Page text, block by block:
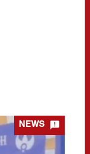
NEWS 
– Myfyrdodau o
Eisteddfod